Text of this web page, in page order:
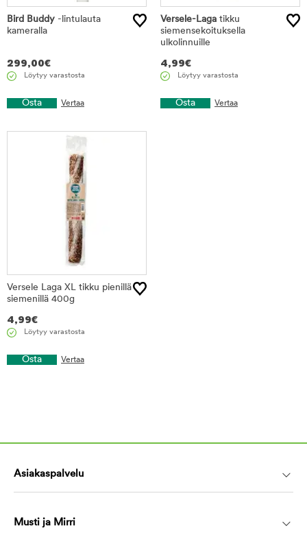
Bird Buddy -lintulauta
kameralla
299,00€
Löytyy varastosta
Osta Vertaa
Versele-Laga tikku
siemensekoituksella
ulkolinnuille
4,99€
Löytyy varastosta
Osta Vertaa
Versele Laga XL tikku pienillä
siemenillä 400g
4,99€
Löytyy varastosta
Osta Vertaa
Asiakaspalvelu
Musti ja Mirri